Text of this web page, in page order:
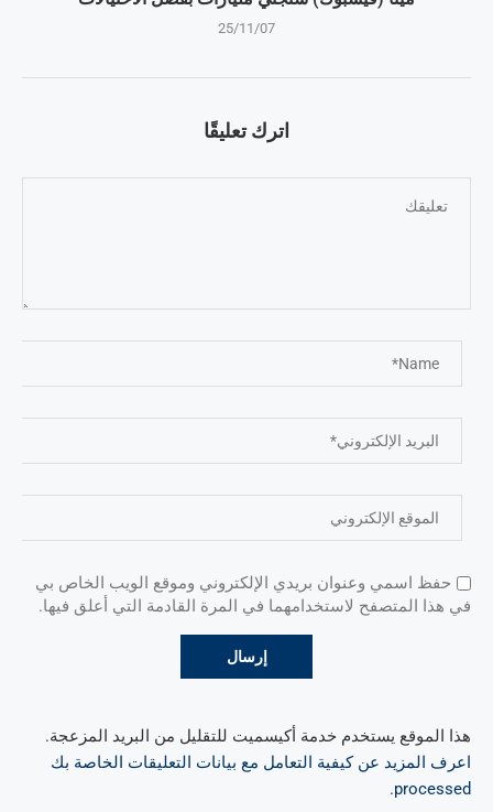
25/11/07
اترك تعليقًا
حفظ اسمي وعنوان بريدي الإلكتروني وموقع الويب الخاص بي
في هذا المتصفح لاستخدامهما في المرة القادمة التي أعلق فيها.
هذا الموقع يستخدم خدمة أكيسميت للتقليل من البريد المزعجة.
اعرف المزيد عن كيفية التعامل مع بيانات التعليقات الخاصة بك
processed
.